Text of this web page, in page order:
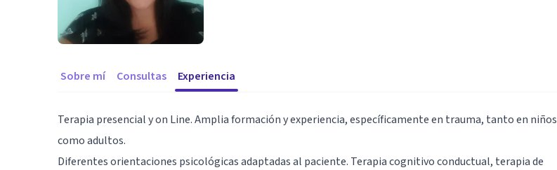
Sobre mí Consultas Experiencia
Terapia presencial y on Line. Amplia formación y experiencia, específicamente en trauma, tanto en niños
como adultos.
Diferentes orientaciones psicológicas adaptadas al paciente. Terapia cognitivo conductual, terapia de